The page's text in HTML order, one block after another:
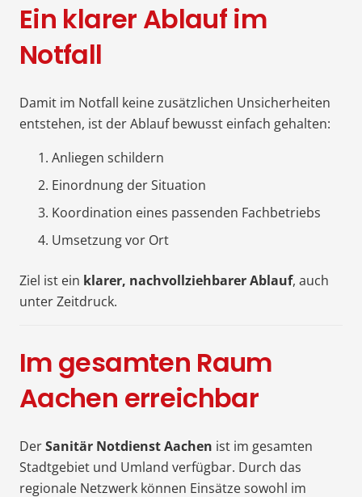
Ein klarer Ablauf im
Notfall
Damit im Notfall keine zusätzlichen Unsicherheiten
entstehen, ist der Ablauf bewusst einfach gehalten:
Anliegen schildern
Einordnung der Situation
Koordination eines passenden Fachbetriebs
Umsetzung vor Ort
Ziel ist ein klarer, nachvollziehbarer Ablauf, auch
unter Zeitdruck.
Im gesamten Raum
Aachen erreichbar
DerSanitär Notdienst Aachen ist im gesamten
Stadtgebiet und Umland verfügbar. Durch das
regionale Netzwerk können Einsätze sowohl im